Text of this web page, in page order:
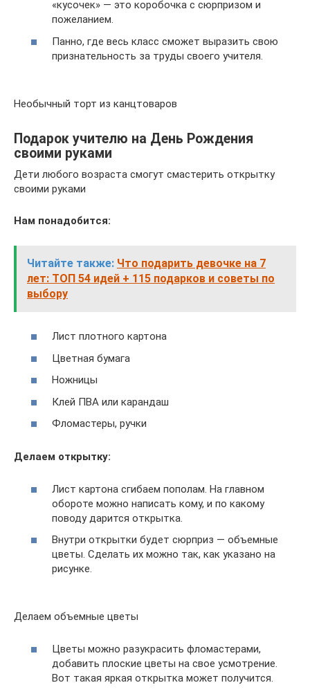
«кусочек» — это коробочка с сюрпризом и
пожеланием.
Панно, где весь класс сможет выразить свою
признательность за труды своего учителя.
Необычный торт из канцтоваров
Подарок учителю на День Рождения
своими руками
Дети любого возраста смогут смастерить открытку
своими руками
Нам понадобится:
Читайте также: Что подарить девочке на 7
лет: ТОП 54 идей + 115 подарков и советы по
выбору
Лист плотного картона
Цветная бумага
Ножницы
Клей ПВА или карандаш
Фломастеры, ручки
Делаем открытку:
Лист картона сгибаем пополам. На главном
обороте можно написать кому, и по какому
поводу дарится открытка.
Внутри открытки будет сюрприз — объемные
цветы. Сделать их можно так, как указано на
рисунке.
Делаем объемные цветы
Цветы можно разукрасить фломастерами,
добавить плоские цветы на свое усмотрение.
Вот такая яркая открытка может получится.